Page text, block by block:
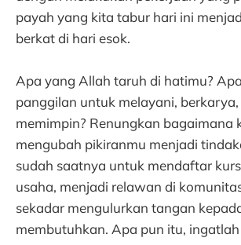
payah yang kita tabur hari ini
berkat di hari esok.
Apa yang Allah taruh di hatimu?
panggilan untuk melayani,
memimpin? Renungkan bagaimana
mengubah pikiranmu menjadi
sudah saatnya untuk mendaftar
usaha, menjadi relawan di
sekadar mengulurkan tangan
membutuhkan. Apa pun itu,